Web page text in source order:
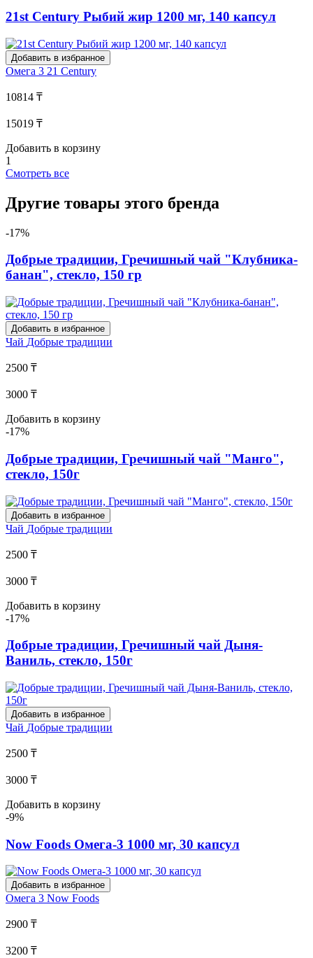
21st Century Рыбий жир 1200 мг, 140 капсул
Добавить в избранное
Омега 3 21 Century
10814 ₸
15019 ₸
Добавить в корзину
1
Смотреть все
Другие товары этого бренда
-17%
Добрые традиции, Гречишный чай "Клубника-
банан", стекло, 150 гр
Добавить в избранное
Чай Добрые традиции
2500 ₸
3000 ₸
Добавить в корзину
-17%
Добрые традиции, Гречишный чай "Манго",
стекло, 150г
Добавить в избранное
Чай Добрые традиции
2500 ₸
3000 ₸
Добавить в корзину
-17%
Добрые традиции, Гречишный чай Дыня-
Ваниль, стекло, 150г
Добавить в избранное
Чай Добрые традиции
2500 ₸
3000 ₸
Добавить в корзину
-9%
Now Foods Омега-3 1000 мг, 30 капсул
Добавить в избранное
Омега 3 Now Foods
2900 ₸
3200 ₸